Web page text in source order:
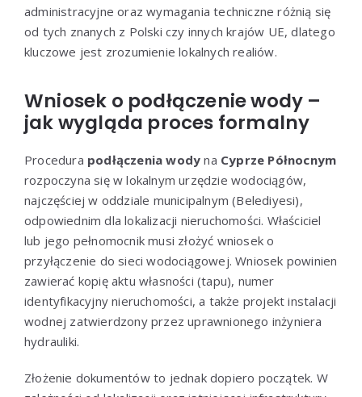
administracyjne oraz wymagania techniczne różnią się
od tych znanych z Polski czy innych krajów UE, dlatego
kluczowe jest zrozumienie lokalnych realiów.
Wniosek o podłączenie wody –
jak wygląda proces formalny
Procedura podłączenia wody na Cyprze Północnym
rozpoczyna się w lokalnym urzędzie wodociągów,
najczęściej w oddziale municipalnym (Belediyesi),
odpowiednim dla lokalizacji nieruchomości. Właściciel
lub jego pełnomocnik musi złożyć wniosek o
przyłączenie do sieci wodociągowej. Wniosek powinien
zawierać kopię aktu własności (tapu), numer
identyfikacyjny nieruchomości, a także projekt instalacji
wodnej zatwierdzony przez uprawnionego inżyniera
hydrauliki.
Złożenie dokumentów to jednak dopiero początek. W